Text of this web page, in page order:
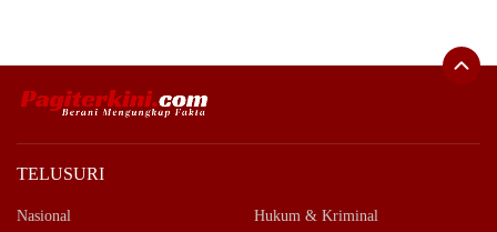
TELUSURI
Nasional Hukum & Kriminal